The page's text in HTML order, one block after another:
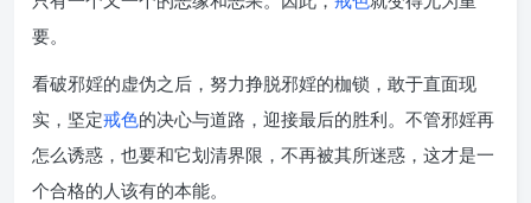
要。
看破邪婬的虚伪之后，努力挣脱邪婬的枷锁，敢于直面现
实，坚定戒色的决心与道路，迎接最后的胜利。不管邪婬再
怎么诱惑，也要和它划清界限，不再被其所迷惑，这才是一
个合格的人该有的本能。